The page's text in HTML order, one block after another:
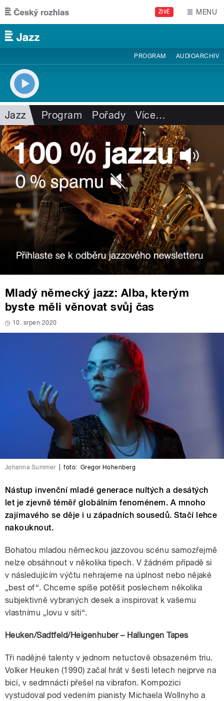
Přejít k hlavnímu obsahu
ŽIVĚ MENU
PROGRAM AUDIOARCHIV
Jazz Program Pořady Více…
Mladý německý jazz: Alba, kterým
byste měli věnovat svůj čas
10. srpen 2020
Johanna Summer foto: Gregor Hohenberg
Nástup invenční mladé generace nultých a desátých
let je zjevně téměř globálním fenoménem. A mnoho
zajímavého se děje i u západních sousedů. Stačí lehce
nakouknout.
Bohatou mladou německou jazzovou scénu samozřejmě
nelze obsáhnout v několika tipech. V žádném případě si
v následujícím výčtu nehrajeme na úplnost nebo nějaké
„best of“. Chceme spíše potěšit poslechem několika
subjektivně vybraných desek a inspirovat k vašemu
vlastnímu „lovu v síti“.
Heuken/Sadtfeld/Heigenhuber – Hallungen Tapes
Tři nadějné talenty v jednom netuctově obsazeném triu.
Volker Heuken (1990) začal hrát v šesti letech nejprve na
bicí, v sedmnácti přešel na vibrafon. Kompozici
vystudoval pod vedením pianisty Michaela Wollnyho a